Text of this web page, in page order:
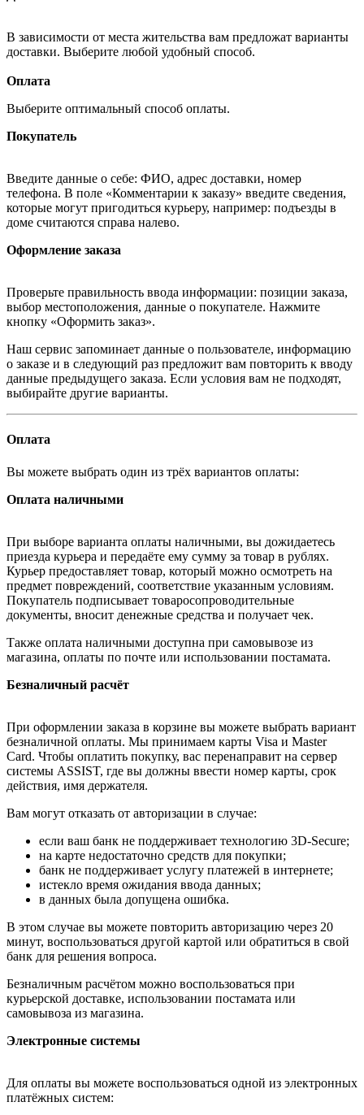
В зависимости от места жительства вам предложат варианты
доставки. Выберите любой удобный способ.
Оплата
Выберите оптимальный способ оплаты.
Покупатель
Введите данные о себе: ФИО, адрес доставки, номер
телефона. В поле «Комментарии к заказу» введите сведения,
которые могут пригодиться курьеру, например: подъезды в
доме считаются справа налево.
Оформление заказа
Проверьте правильность ввода информации: позиции заказа,
выбор местоположения, данные о покупателе. Нажмите
кнопку «Оформить заказ».
Наш сервис запоминает данные о пользователе, информацию
о заказе и в следующий раз предложит вам повторить к вводу
данные предыдущего заказа. Если условия вам не подходят,
выбирайте другие варианты.
Оплата
Вы можете выбрать один из трёх вариантов оплаты:
Оплата наличными
При выборе варианта оплаты наличными, вы дожидаетесь
приезда курьера и передаёте ему сумму за товар в рублях.
Курьер предоставляет товар, который можно осмотреть на
предмет повреждений, соответствие указанным условиям.
Покупатель подписывает товаросопроводительные
документы, вносит денежные средства и получает чек.
Также оплата наличными доступна при самовывозе из
магазина, оплаты по почте или использовании постамата.
Безналичный расчёт
При оформлении заказа в корзине вы можете выбрать вариант
безналичной оплаты. Мы принимаем карты Visa и Master
Card. Чтобы оплатить покупку, вас перенаправит на сервер
системы ASSIST, где вы должны ввести номер карты, срок
действия, имя держателя.
Вам могут отказать от авторизации в случае:
если ваш банк не поддерживает технологию 3D-Secure;
на карте недостаточно средств для покупки;
банк не поддерживает услугу платежей в интернете;
истекло время ожидания ввода данных;
в данных была допущена ошибка.
В этом случае вы можете повторить авторизацию через 20
минут, воспользоваться другой картой или обратиться в свой
банк для решения вопроса.
Безналичным расчётом можно воспользоваться при
курьерской доставке, использовании постамата или
самовывоза из магазина.
Электронные системы
Для оплаты вы можете воспользоваться одной из электронных
платёжных систем: